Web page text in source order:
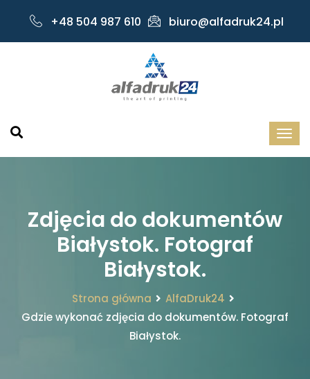
+48 504 987 610 biuro@alfadruk24.pl
Zdjęcia do dokumentów
Białystok. Fotograf
Białystok.
Strona główna
AlfaDruk24
Gdzie wykonać zdjęcia do dokumentów. Fotograf
Białystok.